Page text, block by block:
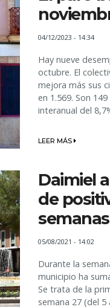
04/12/2023 - 14:34
Hay nueve
octubre. El
mejora más sus
en 1.569. Son
interanual del
LEER MÁS
Daimiel
de
05/08/2021 - 14:02
Durante la
municipio ha
Se trata de la
semana 27 (del